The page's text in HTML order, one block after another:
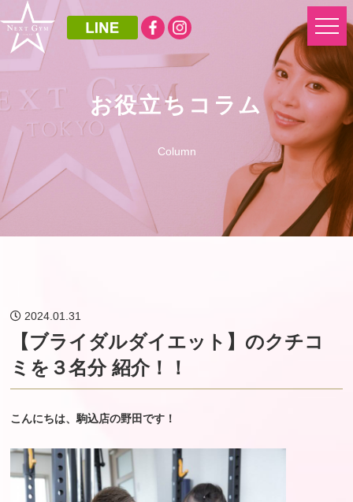
お役立ちコラム
Column
2024.01.31
【ブライダルダイエット】のクチコ
ミを３名分 紹介！！
こんにちは、駒込店の野田です！